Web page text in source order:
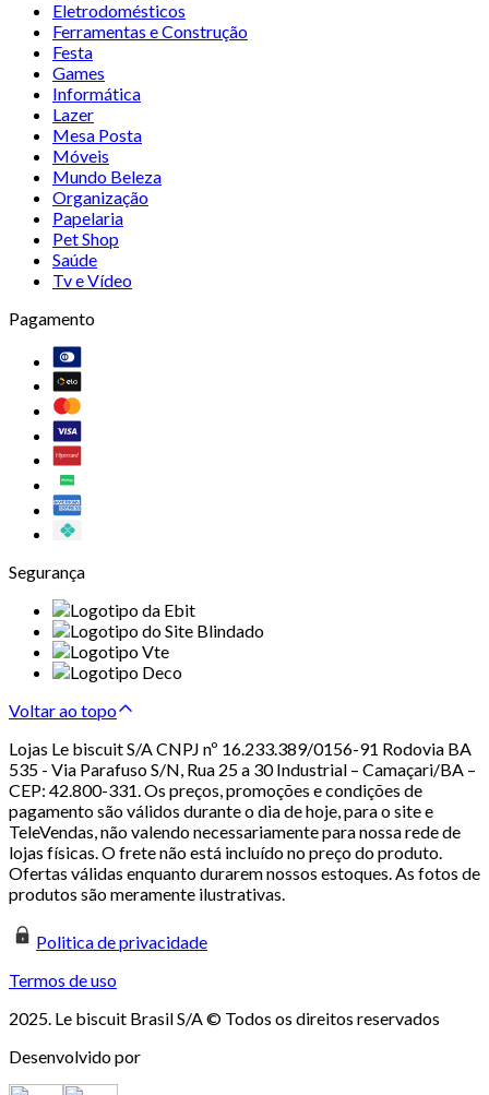
Eletrodomésticos
Ferramentas e Construção
Festa
Games
Informática
Lazer
Mesa Posta
Móveis
Mundo Beleza
Organização
Papelaria
Pet Shop
Saúde
Tv e Vídeo
Pagamento
Segurança
Voltar ao topo
Lojas Le biscuit S/A CNPJ nº 16.233.389/0156-91 Rodovia BA
535 - Via Parafuso S/N, Rua 25 a 30 Industrial – Camaçari/BA –
CEP: 42.800-331. Os preços, promoções e condições de
pagamento são válidos durante o dia de hoje, para o site e
TeleVendas, não valendo necessariamente para nossa rede de
lojas físicas. O frete não está incluído no preço do produto.
Ofertas válidas enquanto durarem nossos estoques. As fotos de
produtos são meramente ilustrativas.
Politica de privacidade
Termos de uso
2025. Le biscuit Brasil S/A © Todos os direitos reservados
Desenvolvido por